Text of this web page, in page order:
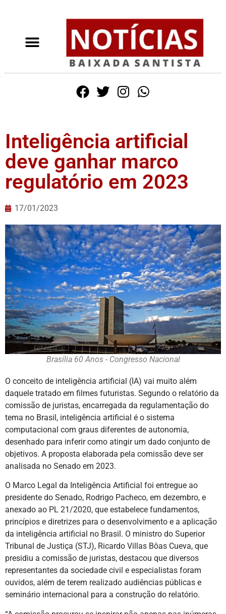
Inteligência artificial
deve ganhar marco
regulatório em 2023
17/01/2023
Brasília 60 Anos - Congresso Nacional
O conceito de inteligência artificial (IA) vai muito além
daquele tratado em filmes futuristas. Segundo o relatório da
comissão de juristas, encarregada da regulamentação do
tema no Brasil, inteligência artificial é o sistema
computacional com graus diferentes de autonomia,
desenhado para inferir como atingir um dado conjunto de
objetivos. A proposta elaborada pela comissão deve ser
analisada no Senado em 2023.
O Marco Legal da Inteligência Artificial foi entregue ao
presidente do Senado, Rodrigo Pacheco, em dezembro, e
anexado ao PL 21/2020, que estabelece fundamentos,
princípios e diretrizes para o desenvolvimento e a aplicação
da inteligência artificial no Brasil. O ministro do Superior
Tribunal de Justiça (STJ), Ricardo Villas Bôas Cueva, que
presidiu a comissão de juristas, destacou que diversos
representantes da sociedade civil e especialistas foram
ouvidos, além de terem realizado audiências públicas e
seminário internacional para a construção do relatório.